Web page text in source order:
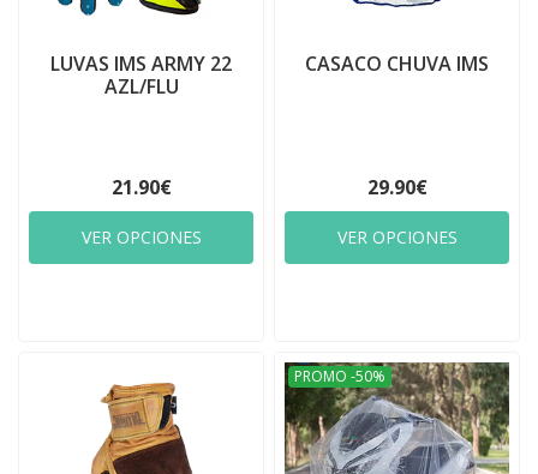
LUVAS IMS ARMY 22
AZL/FLU
21.90€
VER OPCIONES
CASACO CHUVA IMS
29.90€
VER OPCIONES
PROMO -50%